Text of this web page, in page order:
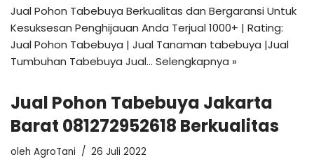
Jual Pohon Tabebuya Berkualitas dan Bergaransi Untuk
Kesuksesan Penghijauan Anda Terjual 1000+ | Rating:
Jual Pohon Tabebuya | Jual Tanaman tabebuya |Jual
Tumbuhan Tabebuya Jual… Selengkapnya »
Jual Pohon Tabebuya Jakarta
Barat 081272952618 Berkualitas
oleh AgroTani 26 Juli 2022